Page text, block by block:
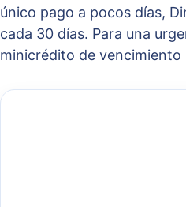
único pago a pocos días,
cada 30 días. Para una
minicrédito de vencimiento